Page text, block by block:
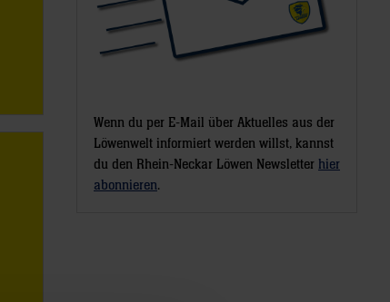
Wenn du per E-Mail über Aktuelles aus der
Löwenwelt informiert werden willst, kannst
du den Rhein-Neckar Löwen Newsletter hier
abonnieren.